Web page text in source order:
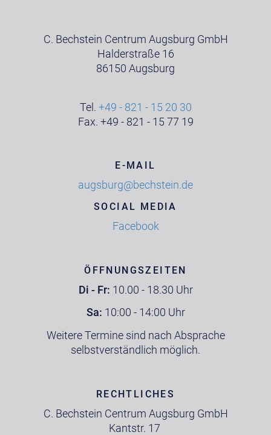
C. Bechstein Centrum Augsburg GmbH
Halderstraße 16
86150 Augsburg
Tel. +49 - 821 - 15 20 30
Fax. +49 - 821 - 15 77 19
E-MAIL
augsburg@bechstein.de
SOCIAL MEDIA
Facebook
ÖFFNUNGSZEITEN
Di - Fr: 10.00 - 18.30 Uhr
Sa: 10:00 - 14:00 Uhr
Weitere Termine sind nach Absprache
selbstverständlich möglich.
RECHTLICHES
C. Bechstein Centrum Augsburg GmbH
Kantstr. 17